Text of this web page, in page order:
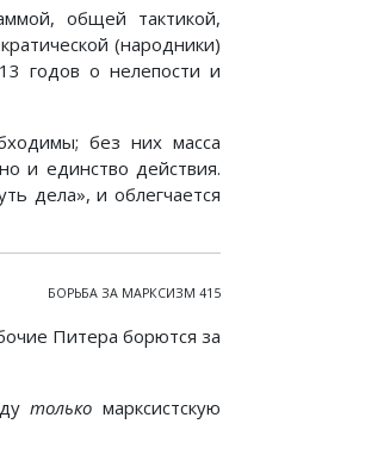
общей тактикой,
(народники)
годов о нелепости и
без них масса
и единство действия.
дела», и облегчается
БОРЬБА ЗА МАРКСИЗМ 415
Питера борются за
только марксистскую